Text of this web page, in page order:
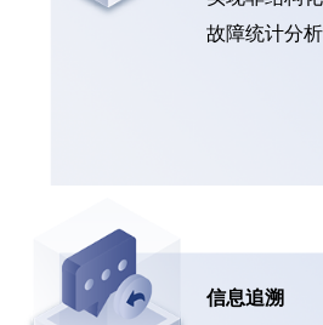
故障统计分析
信息追溯